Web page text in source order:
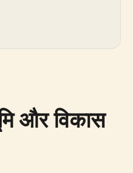
और विकास